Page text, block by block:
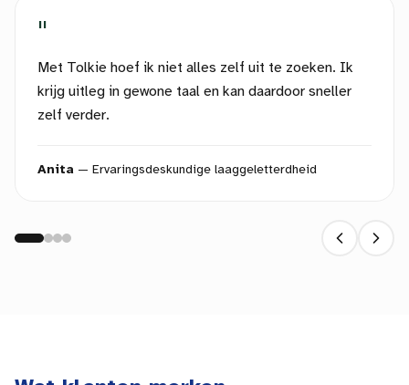
"
Met Tolkie hoef ik niet alles zelf uit te zoeken. Ik
krijg uitleg in gewone taal en kan daardoor sneller
zelf verder.
Anita — Ervaringsdeskundige laaggeletterdheid